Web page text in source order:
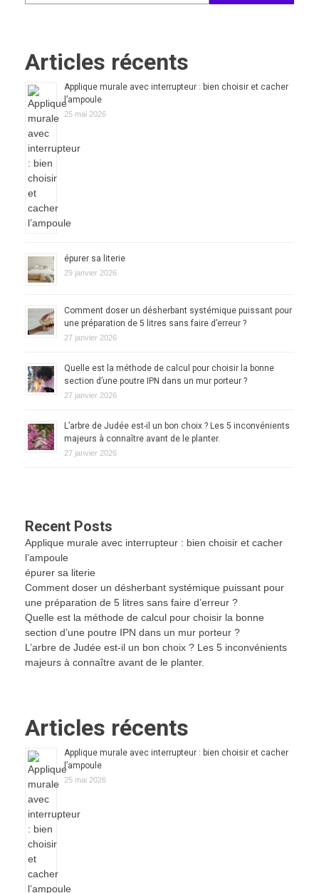
Articles récents
Applique murale avec interrupteur : bien choisir et cacher
l’ampoule
25 mai 2026
épurer sa literie
29 janvier 2026
Comment doser un désherbant systémique puissant pour
une préparation de 5 litres sans faire d’erreur ?
27 janvier 2026
Quelle est la méthode de calcul pour choisir la bonne
section d’une poutre IPN dans un mur porteur ?
27 janvier 2026
L’arbre de Judée est-il un bon choix ? Les 5 inconvénients
majeurs à connaître avant de le planter.
27 janvier 2026
Recent Posts
Applique murale avec interrupteur : bien choisir et cacher
l’ampoule
épurer sa literie
Comment doser un désherbant systémique puissant pour
une préparation de 5 litres sans faire d’erreur ?
Quelle est la méthode de calcul pour choisir la bonne
section d’une poutre IPN dans un mur porteur ?
L’arbre de Judée est-il un bon choix ? Les 5 inconvénients
majeurs à connaître avant de le planter.
Articles récents
Applique murale avec interrupteur : bien choisir et cacher
l’ampoule
25 mai 2026